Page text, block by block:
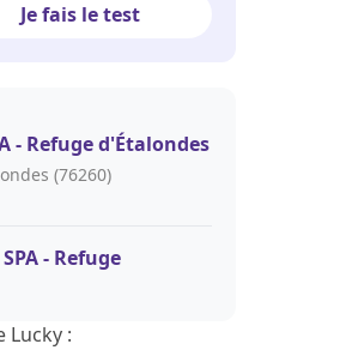
Je fais le test
- Refuge d'Étalondes
(76260)
- Refuge
Lucky :